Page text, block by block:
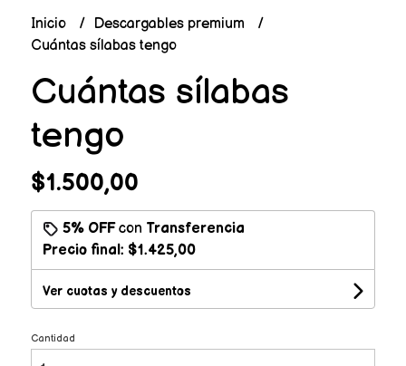
Inicio
Descargables premium
Cuántas sílabas tengo
Cuántas sílabas
tengo
$1.500,00
5% OFFcon Transferencia
Precio final: $1.425,00
Ver cuotas y descuentos
Cantidad